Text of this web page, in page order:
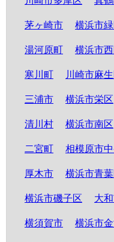
茅ヶ崎市 横浜市
湯河原町 横浜市
寒川町 川崎市麻
三浦市 横浜市栄区
清川村 横浜市南区
二宮町 相模原市
厚木市 横浜市青
横浜市磯子区 大
横須賀市 横浜市